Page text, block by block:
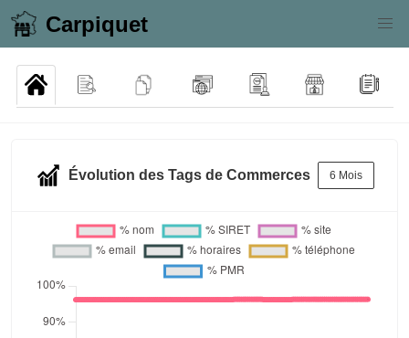
Carpiquet
Évolution des Tags de Commerces 6 Mois